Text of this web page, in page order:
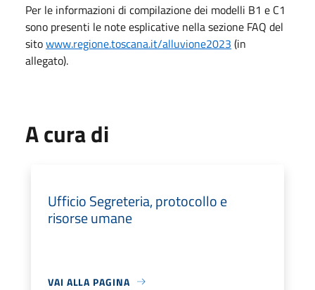
Per le informazioni di compilazione dei modelli B1 e C1
sono presenti le note esplicative nella sezione FAQ del
sitowww.regione.toscana.it/alluvione2023 (in
allegato).
A cura di
Ufficio Segreteria, protocollo e
risorse umane
VAI ALLA PAGINA